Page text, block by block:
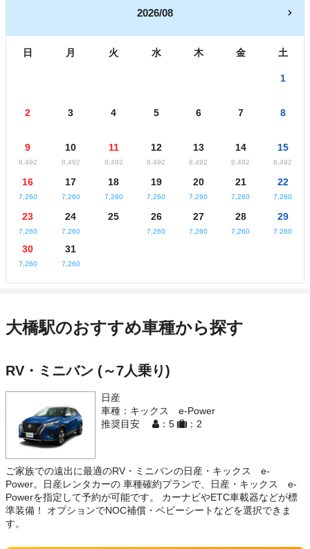
2026/08
日 月 火 水 木 金 土
1
2 3 4 5 6 7 8
9
8,492
10
8,492
11
8,492
12
8,492
13
8,492
14
8,492
15
8,492
16
7,260
17
7,260
18
7,260
19
7,260
20
7,260
21
7,260
22
7,260
23
7,260
24
7,260
25 26
7,260
27
7,260
28
7,260
29
7,260
30
7,260
31
7,260
大橋駅のおすすめ車種から探す
RV・ミニバン (～7人乗り)
日産
車種：キックス e-Power
推奨目安
：5 ：2
ご家族での遠出に最適のRV・ミニバンの日産・キックス e-
Power。日産レンタカーの 車種確約プランで、日産・キックス e-
Powerを指定して予約が可能です。 カーナビやETC車載器などが標
準装備！ オプションでNOC補償・ベビーシートなどを選択できま
す。